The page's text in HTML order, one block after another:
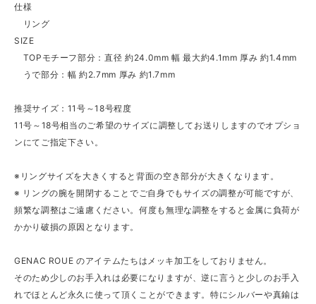
仕様
リング
SIZE
TOPモチーフ部分：直径 約24.0mm 幅 最大約4.1mm 厚み 約1.4mm
うで部分：幅 約2.7mm 厚み 約1.7mm
推奨サイズ：11号～18号程度
11号～18号相当のご希望のサイズに調整してお送りしますのでオプショ
ンにてご指定下さい。
※リングサイズを大きくすると背面の空き部分が大きくなります。
※ リングの腕を開閉することでご自身でもサイズの調整が可能ですが、
頻繁な調整はご遠慮ください。何度も無理な調整をすると金属に負荷が
かかり破損の原因となります。
GENAC ROUE のアイテムたちはメッキ加工をしておりません。
そのため少しのお手入れは必要になりますが、逆に言うと少しのお手入
れでほとんど永久に使って頂くことができます。特にシルバーや真鍮は